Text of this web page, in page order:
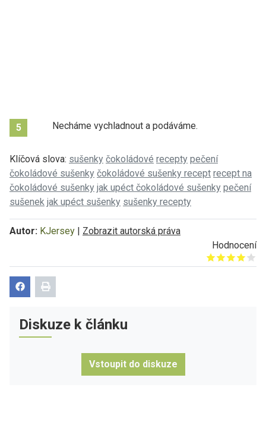
5 Necháme vychladnout a podáváme.
Klíčová slova: sušenky čokoládové recepty pečení
čokoládové sušenky čokoládové sušenky recept recept na
čokoládové sušenky jak upéct čokoládové sušenky pečení
sušenek jak upéct sušenky sušenky recepty
Autor: KJersey | Zobrazit autorská práva
Hodnocení
Give it 1/5
Give it 2/5
Give it 3/5
Give it 4/5
Give it 5/5
Diskuze k článku
Vstoupit do diskuze